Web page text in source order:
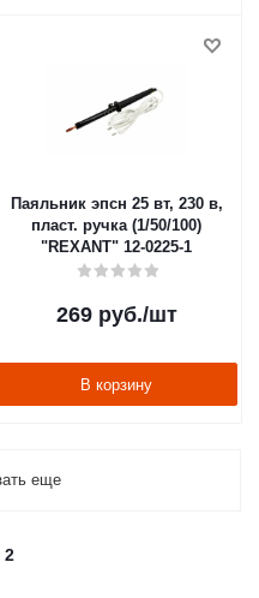
Паяльник эпсн 25 вт, 230 в,
пласт. ручка (1/50/100)
"REXANT" 12-0225-1
269руб./шт
В корзину
еще
2